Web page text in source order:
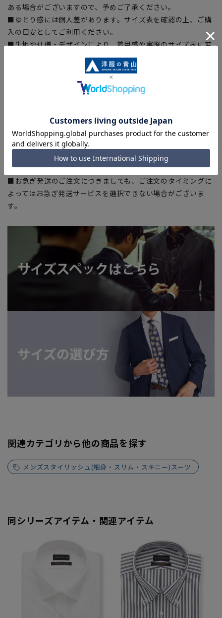
ある場合がございますので、予めご了承ください。
■ゆとり感には個人差があります。サイズ表を確認の上、ご購
入の目安としてご利用ください。
■生地や仕様・デザインにより、着用感や実際のサイズ表に若
干の誤差が生じる場合がございます。予めご了承ください。
■サイズスペックは仕上がりサイズを記載しております。一
部、商品現物におすすめサイズ(ヌードサイズ)を記載している
■ブラウザやお使いのモニター環境、また撮影時の室内外の光
加減により、実際の商品と掲載画像の色味が異なる場合がござ
います。
■店舗や各モールサイトと商品在庫を共有しております関係
上、ご注文いただいたタイミングにより欠品が発生し、ご注文
を完了できない場合がございます。予めご了承ください。
■お急ぎ発送のご注文につきましても、ご注文のタイミングに
よってはお急ぎ発送サービスを選択できない場合がございま
す。
関連カテゴリから他の商品を探す
メンズスタイリッシュ(細身・スリム・スキニー)スーツ
同シリーズアイテム・関連アイテム